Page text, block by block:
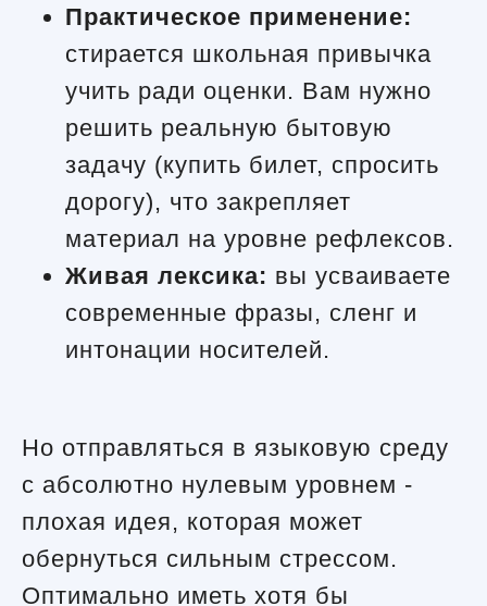
Практическое применение:
стирается школьная привычка
учить ради оценки. Вам нужно
решить реальную бытовую
задачу (купить билет, спросить
дорогу), что закрепляет
материал на уровне рефлексов.
Живая лексика: вы усваиваете
современные фразы, сленг и
интонации носителей.
Но отправляться в языковую среду
с абсолютно нулевым уровнем -
плохая идея, которая может
обернуться сильным стрессом.
Оптимально иметь хотя бы